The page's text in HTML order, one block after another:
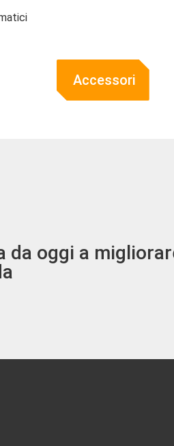
Accessori
da oggi a